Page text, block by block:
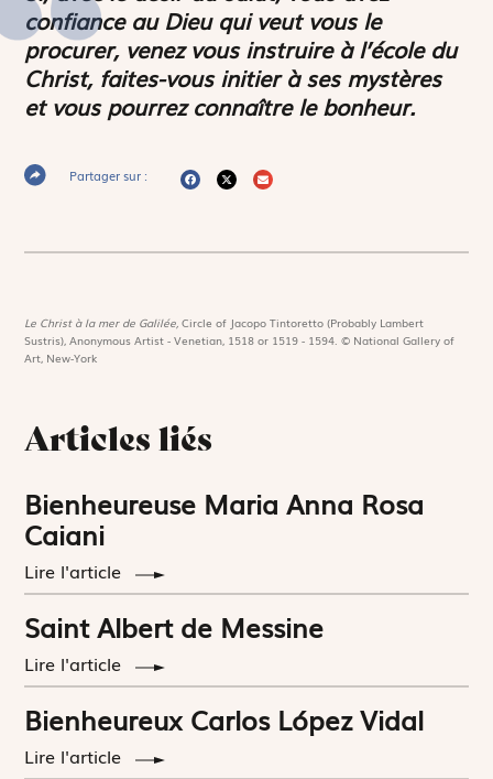
confiance au Dieu qui veut vous le
procurer, venez vous instruire à l’école du
Christ, faites-vous initier à ses mystères
et vous pourrez connaître le bonheur.
Partager sur :
Le Christ à la mer de Galilée,Circle of Jacopo Tintoretto (Probably Lambert
Sustris), Anonymous Artist - Venetian, 1518 or 1519 - 1594. © National Gallery of
Art, New-York
Articles liés
Bienheureuse Maria Anna Rosa
Caiani
Lire l'article
Saint Albert de Messine
Lire l'article
Bienheureux Carlos López Vidal
Lire l'article